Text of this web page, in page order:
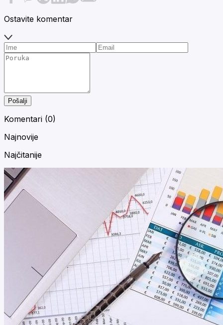
Ostavite komentar
Pošalji
Komentari (0)
Najnovije
Najčitanije